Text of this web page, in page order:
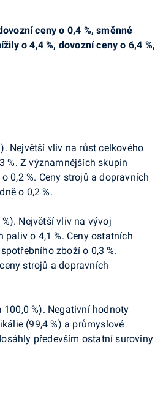
ceny o 0,4 %, směnné
o 4,4 %, dovozní ceny o 6,4 %,
Největší vliv na růst celkového
%. Z významnějších skupin
0,2 %. Ceny strojů a dopravních
o 0,2 %.
Největší vliv na vývoj
o 4,1 %. Ceny ostatních
zboží o 0,3 %.
strojů a dopravních
%). Negativní hodnoty
(99,4 %) a průmyslové
především ostatní suroviny